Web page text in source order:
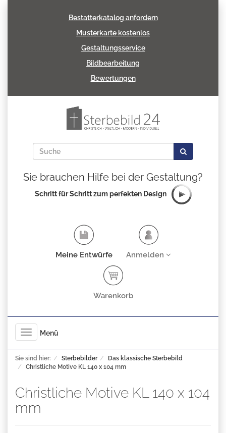
Bestatterkatalog anfordern
Musterkarte kostenlos
Gestaltungsservice
Bildbearbeitung
Bewertungen
Sie brauchen Hilfe bei der Gestaltung?
Schritt für Schritt zum perfekten Design
Meine Entwürfe Anmelden
Warenkorb
Toggle
navigation
Menü
Sie sind hier: Sterbebilder
Das klassische Sterbebild
Christliche Motive KL 140 x 104 mm
Christliche Motive KL 140 x 104
mm